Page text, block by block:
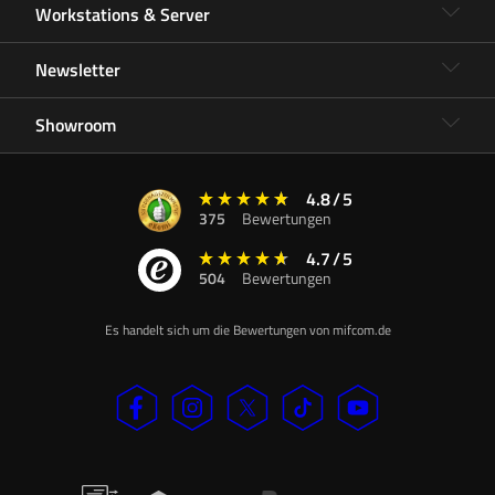
Workstations & Server
Newsletter
Showroom
4.8/5
375 Bewertungen
4.7/5
504 Bewertungen
Es handelt sich um die Bewertungen von mifcom.de